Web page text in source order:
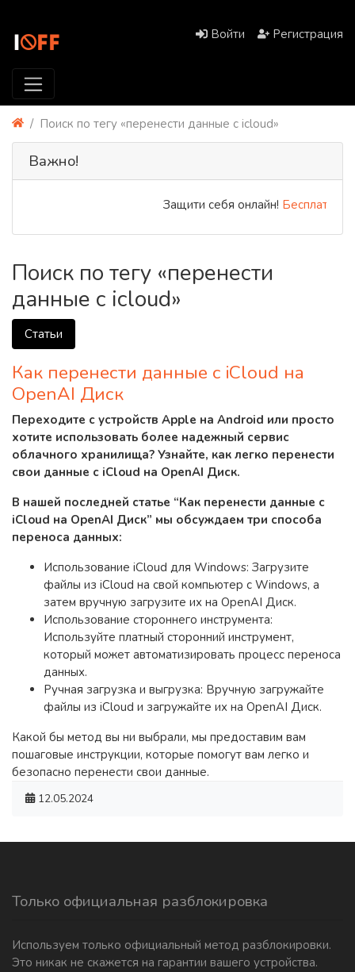
Войти Регистрация
Поиск по тегу «перенести данные с icloud»
Важно!
Защити себя онлайн!Бесплатный
Поиск по тегу «перенести
данные с icloud»
Статьи
Как перенести данные с iCloud на
OpenAI Диск
Переходите с устройств Apple на Android или просто
хотите использовать более надежный сервис
облачного хранилища? Узнайте, как легко перенести
свои данные с iCloud на OpenAI Диск.
В нашей последней статье “Как перенести данные с
iCloud на OpenAI Диск” мы обсуждаем три способа
переноса данных:
Использование iCloud для Windows: Загрузите
файлы из iCloud на свой компьютер с Windows, а
затем вручную загрузите их на OpenAI Диск.
Использование стороннего инструмента:
Используйте платный сторонний инструмент,
который может автоматизировать процесс переноса
данных.
Ручная загрузка и выгрузка: Вручную загружайте
файлы из iCloud и загружайте их на OpenAI Диск.
Какой бы метод вы ни выбрали, мы предоставим вам
пошаговые инструкции, которые помогут вам легко и
безопасно перенести свои данные.
12.05.2024
Только официальная разблокировка
Используем только официальный метод разблокировки.
Это никак не скажется на гарантии вашего устройства.